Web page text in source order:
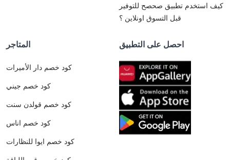
كيف استخدم تطبيق صحصح للتوفير
قبل التسوق اونلاين ؟
المتاجر
كود خصم دار الأميرات
كود خصم جيني
كود خصم قولدن سنت
كود خصم اناس
كود خصم ايوا للنظارات
احصل على التطبيق